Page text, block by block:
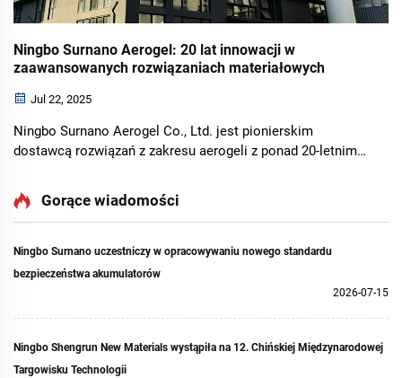
Ningbo Surnano Aerogel: 20 lat innowacji w
zaawansowanych rozwiązaniach materiałowych
Jul 22, 2025
Ningbo Surnano Aerogel Co., Ltd. jest pionierskim
dostawcą rozwiązań z zakresu aerogeli z ponad 20-letnim
100+ projektów o wysokiej precyzji, co świadczy o naszym
zaangażowaniu w skuteczne i dostosowane do potrzeb
przemysłowych. Nasze sprawdzone doświadczenie cieszy
się uznaniem na całym świecie.
Gorące wiadomości
Ningbo Surnano uczestniczy w opracowywaniu nowego standardu
bezpieczeństwa akumulatorów
2026-07-15
Ningbo Shengrun New Materials wystąpiła na 12. Chińskiej Międzynarodowej
Targowisku Technologii